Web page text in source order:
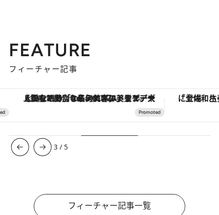
FEATURE
フィーチャー記事
【銀座で出合う最旬美容】美髪ケアや上質な眠り…セルフケアのアップデートから、特別な名入れギフトまで。大人のための「ReFa GINZA」クルーズ
3 / 5
フィーチャー記事一覧